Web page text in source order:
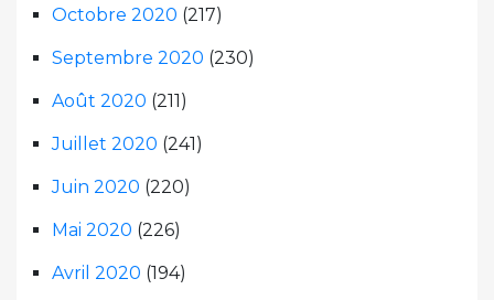
Octobre 2020 (217)
Septembre 2020 (230)
Août 2020 (211)
Juillet 2020 (241)
Juin 2020 (220)
Mai 2020 (226)
Avril 2020 (194)